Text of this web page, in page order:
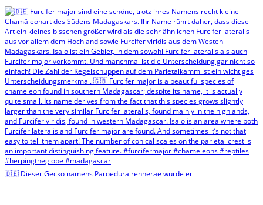
🇩🇪 Dieser Gecko namens Paroedura rennerae wurde er